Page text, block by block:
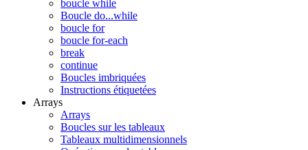
boucle while
Boucle do...while
boucle for
boucle for-each
break
continue
Boucles imbriquées
Instructions étiquetées
Arrays
Arrays
Boucles sur les tableaux
Tableaux multidimensionnels